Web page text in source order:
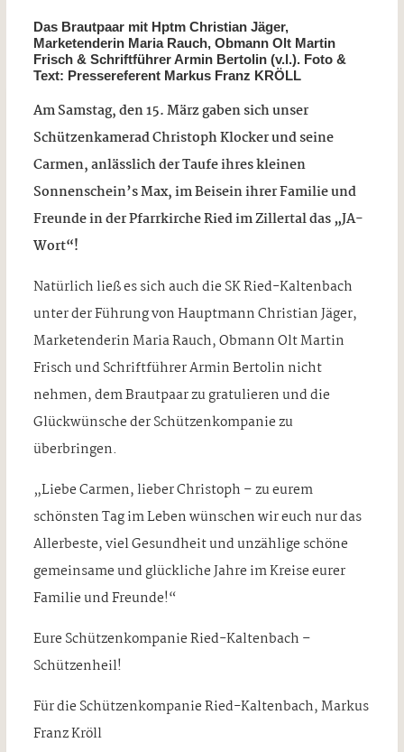
Das Brautpaar mit Hptm Christian Jäger,
Marketenderin Maria Rauch, Obmann Olt Martin
Frisch & Schriftführer Armin Bertolin (v.l.). Foto &
Text: Pressereferent Markus Franz KRÖLL
Am Samstag, den 15. März gaben sich unser
Schützenkamerad Christoph Klocker und seine
Carmen, anlässlich der Taufe ihres kleinen
Sonnenschein’s Max, im Beisein ihrer Familie und
Freunde in der Pfarrkirche Ried im Zillertal das „JA-
Wort“!
Natürlich ließ es sich auch die SK Ried-Kaltenbach
unter der Führung von Hauptmann Christian Jäger,
Marketenderin Maria Rauch, Obmann Olt Martin
Frisch und Schriftführer Armin Bertolin nicht
nehmen, dem Brautpaar zu gratulieren und die
Glückwünsche der Schützenkompanie zu
überbringen.
„Liebe Carmen, lieber Christoph – zu eurem
schönsten Tag im Leben wünschen wir euch nur das
Allerbeste, viel Gesundheit und unzählige schöne
gemeinsame und glückliche Jahre im Kreise eurer
Familie und Freunde!“
Eure Schützenkompanie Ried-Kaltenbach –
Schützenheil!
Für die Schützenkompanie Ried-Kaltenbach, Markus
Franz Kröll